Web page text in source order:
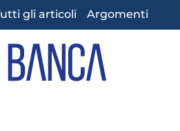
gli articoli Argomenti